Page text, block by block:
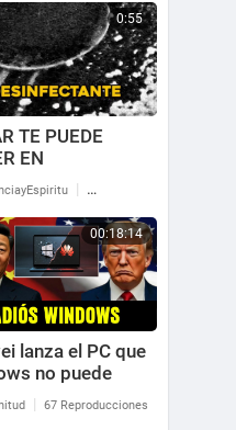
0:55
TE PUEDE
EN
| 83 Reproducciones
00:18:14
lanza el PC que
no puede
el cambio ya
| 67 Reproducciones